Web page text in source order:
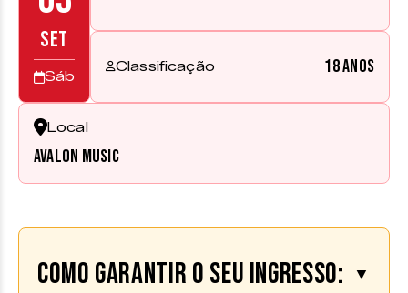
SET
Sáb
Classificação 18 anos
Local
Avalon Music
Como garantir o seu ingresso: ▼